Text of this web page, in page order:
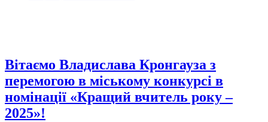
Вітаємо Владислава Кронгауза з
перемогою в міському конкурсі в
номінації «Кращий вчитель року –
2025»!